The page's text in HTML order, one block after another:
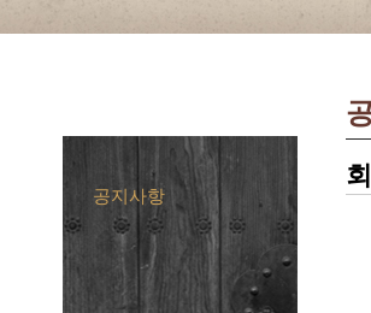
공지사항